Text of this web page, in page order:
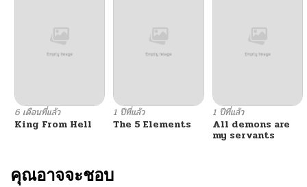
ตอนที่ 31 11/24/2025
ตอนที่ 30
ตอนที่ 29 11/07/2025
ตอนที่ 28
6 เดือนที่แล้ว
King From Hell
1 ปีที่แล้ว
The 5 Elements
1 ปีที่แล้ว
All demons are
my servants
คุณอาจจะชอบ